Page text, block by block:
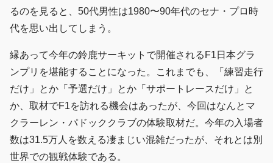
るのを見ると、50代男性は1980〜90年代のセナ・プロ時
代を思い出してしまう。
縁あって今年の鈴鹿サーキットで開催されるF1日本グラ
ンプリを堪能することになった。これまでも、「練習走行
だけ」とか「予選だけ」とか「サポートレースだけ」と
か、取材でF1を訪れる機会はあったが、今回はなんとマ
クラーレン・パドッククラブの体験取材だ。今年の入場者
数は31.5万人を数える凄まじい混雑だったが、それとは別
世界での観戦体験である。